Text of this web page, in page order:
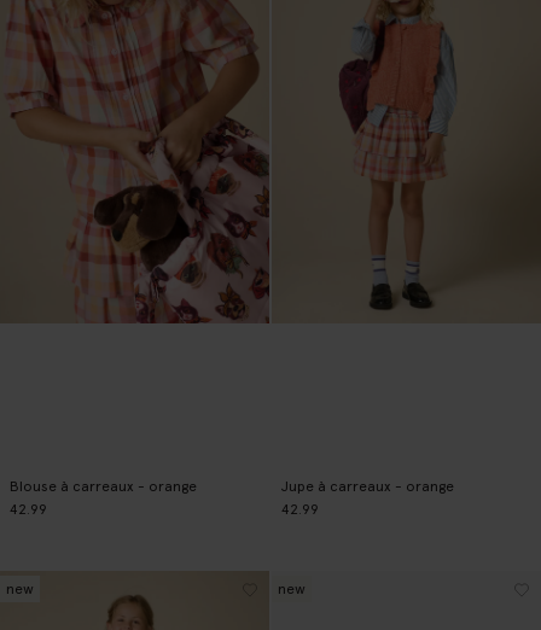
Blouse à carreaux - orange
42.99
Jupe à carreaux - orange
42.99
new new